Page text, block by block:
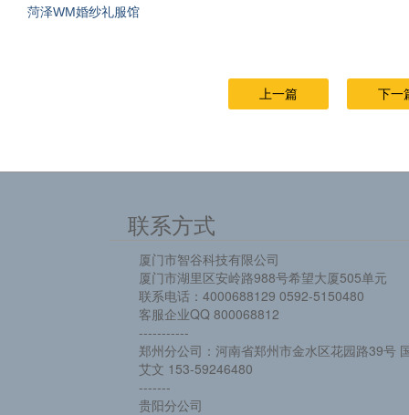
菏泽WM婚纱礼服馆
上一篇 下一
联系方式
厦门市智谷科技有限公司
厦门市湖里区安岭路988号希望大厦505单元
联系电话：4000688129 0592-5150480
客服企业QQ 800068812
-----------
郑州分公司：河南省郑州市金水区花园路39号
艾文 153-59246480
-------
贵阳分公司